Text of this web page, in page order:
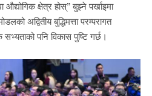
क्षेत्र होस्” बुझ्ने पर्खाइमा
अद्वितीय बुद्धिमत्ता परम्परागत
पनि विकास पुष्टि गर्छ।